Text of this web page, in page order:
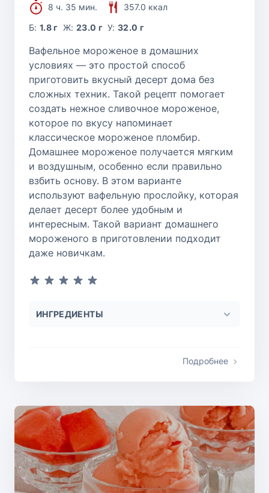
8 ч. 35 мин.
357.0 ккал
Б:1.8 г Ж: 23.0 г У:32.0 г
Вафельное мороженое в домашних
условиях — это простой способ
приготовить вкусный десерт дома без
сложных техник. Такой рецепт помогает
создать нежное сливочное мороженое,
которое по вкусу напоминает
классическое мороженое пломбир.
Домашнее мороженое получается мягким
и воздушным, особенно если правильно
взбить основу. В этом варианте
используют вафельную прослойку, которая
делает десерт более удобным и
интересным. Такой вариант домашнего
мороженого в приготовлении подходит
даже новичкам.
ИНГРЕДИЕНТЫ
Подробнее